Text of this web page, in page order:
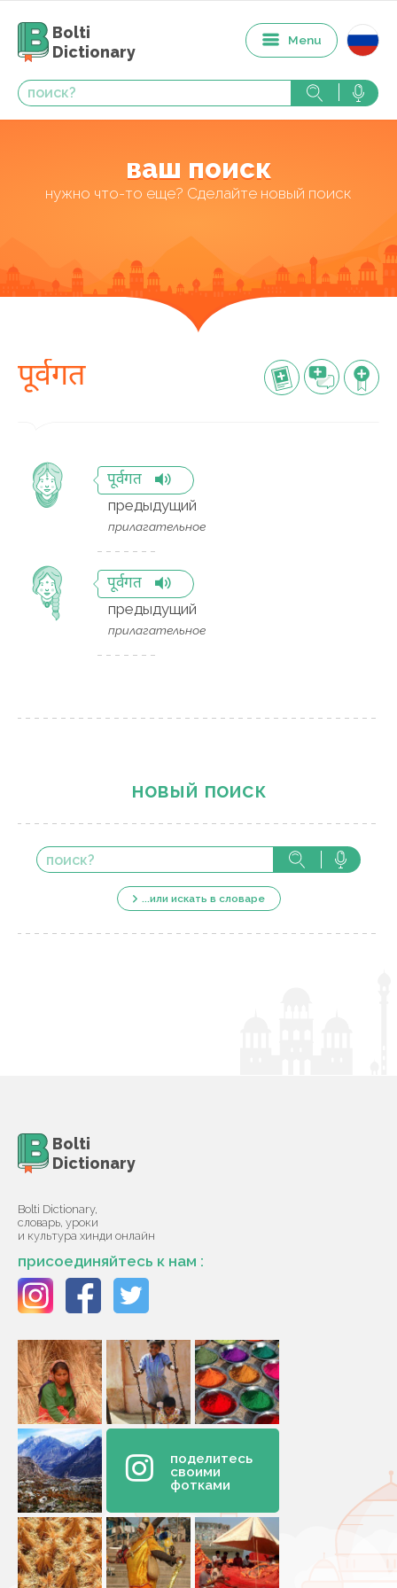
Bolti
Dictionary
Menu
ваш поиск
нужно что-то еще? Сделайте новый поиск
पूर्वगत
पूर्वगत
предыдущий
прилагательное
पूर्वगत
предыдущий
прилагательное
новый поиск
...или искать в словаре
Bolti
Dictionary
Bolti Dictionary,
словарь, уроки
и культура хинди онлайн
присоединяйтесь к нам :
поделитесь
своими
фотками